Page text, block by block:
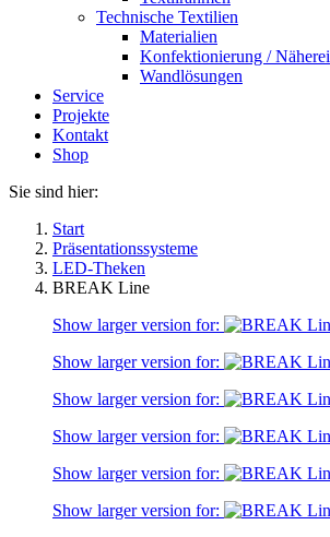
Technische Textilien
Materialien
Konfektionierung / Näherei
Wandlösungen
Service
Projekte
Kontakt
Shop
Sie sind hier:
Start
Präsentationssysteme
LED-Theken
BREAK Line
Show larger version for:
Show larger version for:
Show larger version for:
Show larger version for:
Show larger version for:
Show larger version for: